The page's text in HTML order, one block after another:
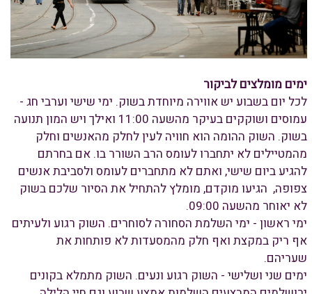
ימים מומלצים לביקור
לכל יום בשבוע יש אווירה מיוחדת בשוק. ימי שישי וערבי חג -
עמוסים ושוקקים בעיקר מהשעה 11:00 ואילך ויש המון תנועה
בשוק. השוק ההומה הוא חוויה לעין לחלק מהאנשים וחלק
מהמטיילים לא יתחברו לעומס הרב השורר בו. אם בחרתם
להגיע ביום שישי, ואתם לא מתחברים לעומס ולסביבת אנשים
צפופה, הגיעו מוקדם, מומלץ להתחיל את הסיור שלכם בשוק
לא יאוחר מהשעה 09:00.
ימי ראשון - ימי השלמת הסחורה לסוחרים. השוק רגוע ולעיתים
אף ריק במקצת ואף חלק מהמסעדות לא פותחות את
שעריהם.
ימים שני ושלישי - השוק רגוע ונעים. השוק מתמלא בקונים